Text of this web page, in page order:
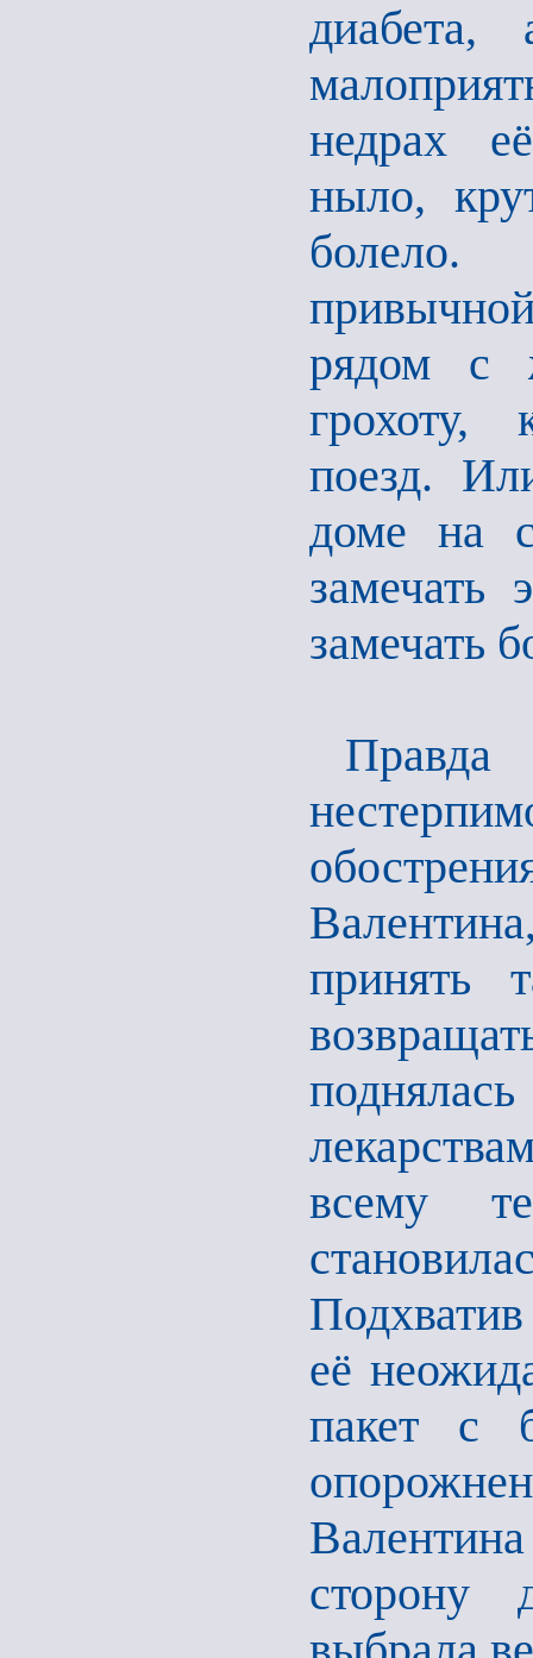
диабета,
недрах
ныло,
рядом с
грохоту,
поезд.
доме на
замечать
замечать
принять
всему
её
пакет с
сторону